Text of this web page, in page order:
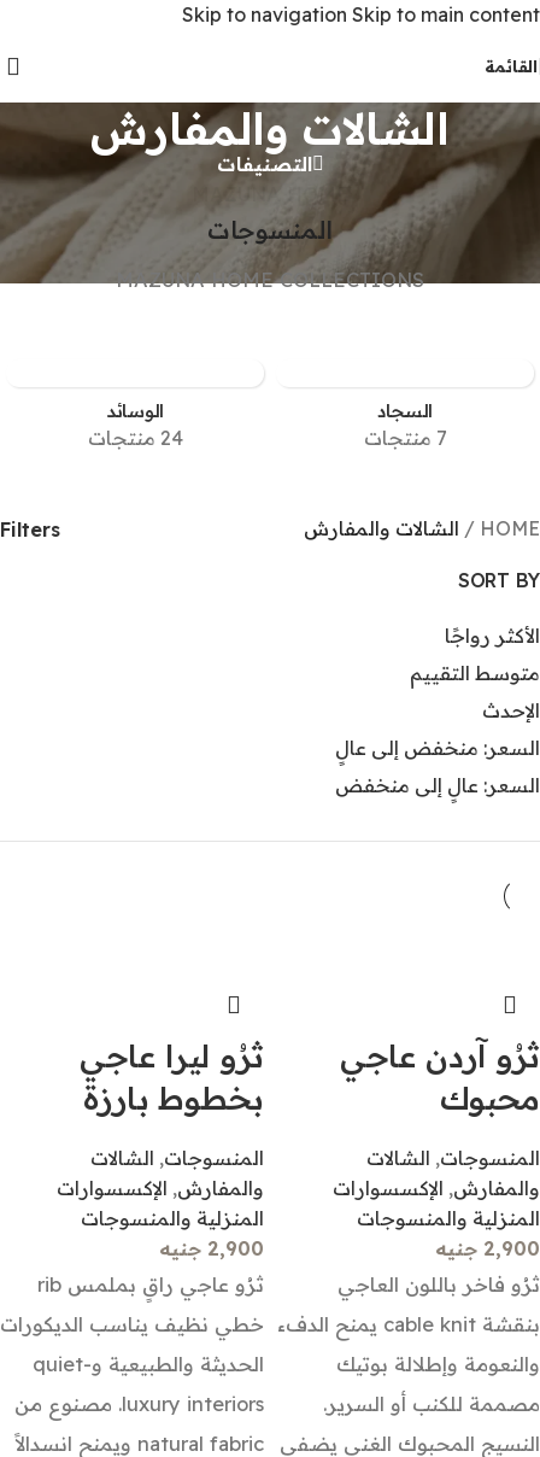
Skip to navigation Skip to main content
القائمة
الشالات والمفارش
التصنيفات
MAZUNA HOME
المنسوجات
MAZUNA HOME COLLECTIONS
السجاد
7 منتجات
الوسائد
24 منتجات
HOME
/ الشالات والمفارش Filters
SORT BY
الأكثر رواجًا
متوسط التقييم
الإحدث
السعر: منخفض إلى عالٍ
السعر: عالٍ إلى منخفض
ثرُو آردن عاجي
محبوك
المنسوجات, الشالات
والمفارش, الإكسسوارات
المنزلية والمنسوجات
2,900 جنيه
ثرُو فاخر باللون العاجي
بنقشة cable knit يمنح الدفء
والنعومة وإطلالة بوتيك
مصممة للكنب أو السرير.
النسيج المحبوك الغني يضفي
ثرُو ليرا عاجي
بخطوط بارزة
المنسوجات, الشالات
والمفارش, الإكسسوارات
المنزلية والمنسوجات
2,900 جنيه
ثرُو عاجي راقٍ بملمس rib
خطي نظيف يناسب الديكورات
الحديثة والطبيعية وquiet-
luxury interiors. مصنوع من
natural fabric ويمنح انسدالاً